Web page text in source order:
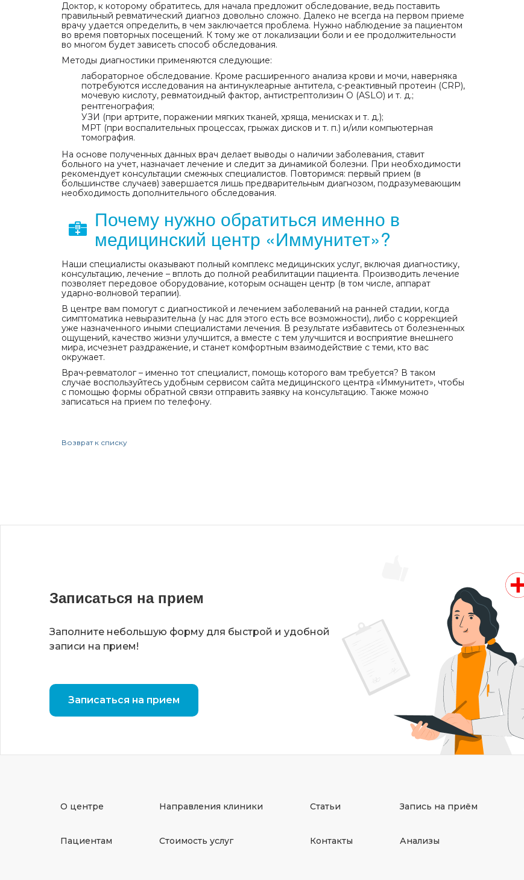
Доктор, к которому обратитесь, для начала предложит обследование, ведь поставить
правильный ревматический диагноз довольно сложно. Далеко не всегда на первом приеме
врачу удается определить, в чем заключается проблема. Нужно наблюдение за пациентом
во время повторных посещений. К тому же от локализации боли и ее продолжительности
во многом будет зависеть способ обследования.
Методы диагностики применяются следующие:
лабораторное обследование. Кроме расширенного анализа крови и мочи, наверняка
потребуются исследования на антинуклеарные антитела, с-реактивный протеин (CRP),
мочевую кислоту, ревматоидный фактор, антистрептолизин О (ASLO) и т. д.;
рентгенография;
УЗИ (при артрите, поражении мягких тканей, хряща, менисках и т. д.);
МРТ (при воспалительных процессах, грыжах дисков и т. п.) и/или компьютерная
томография.
На основе полученных данных врач делает выводы о наличии заболевания, ставит
больного на учет, назначает лечение и следит за динамикой болезни. При необходимости
рекомендует консультации смежных специалистов. Повторимся: первый прием (в
большинстве случаев) завершается лишь предварительным диагнозом, подразумевающим
необходимость дополнительного обследования.
Почему нужно обратиться именно в
медицинский центр «Иммунитет»?
Наши специалисты оказывают полный комплекс медицинских услуг, включая диагностику,
консультацию, лечение – вплоть до полной реабилитации пациента. Производить лечение
позволяет передовое оборудование, которым оснащен центр (в том числе, аппарат
ударно-волновой терапии).
В центре вам помогут с диагностикой и лечением заболеваний на ранней стадии, когда
симптоматика невыразительна (у нас для этого есть все возможности), либо с коррекцией
уже назначенного иными специалистами лечения. В результате избавитесь от болезненных
ощущений, качество жизни улучшится, а вместе с тем улучшится и восприятие внешнего
мира, исчезнет раздражение, и станет комфортным взаимодействие с теми, кто вас
окружает.
Врач-ревматолог – именно тот специалист, помощь которого вам требуется? В таком
случае воспользуйтесь удобным сервисом сайта медицинского центра «Иммунитет», чтобы
с помощью формы обратной связи отправить заявку на консультацию. Также можно
записаться на прием по телефону.
Возврат к списку
Записаться на прием
Заполните небольшую форму для быстрой и удобной
записи на прием!
Записаться на прием
О центре
Пациентам
Направления клиники
Стоимость услуг
Статьи
Контакты
Запись на приём
Анализы